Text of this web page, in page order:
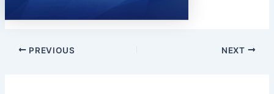
PREVIOUS NEXT